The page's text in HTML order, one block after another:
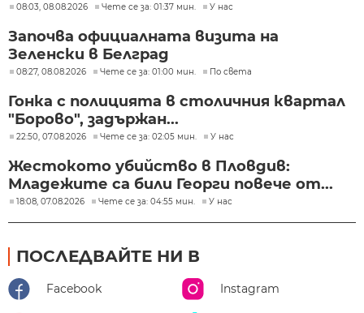
08:03, 08.08.2026 Чете се за: 01:37 мин. У нас
Започва официалната визита на
Зеленски в Белград
08:27, 08.08.2026 Чете се за: 01:00 мин. По света
Гонка с полицията в столичния квартал
"Борово", задържан...
22:50, 07.08.2026 Чете се за: 02:05 мин. У нас
Жестокото убийство в Пловдив:
Младежите са били Георги повече от...
18:08, 07.08.2026 Чете се за: 04:55 мин. У нас
ПОСЛЕДВАЙТЕ НИ В
Facebook Instagram